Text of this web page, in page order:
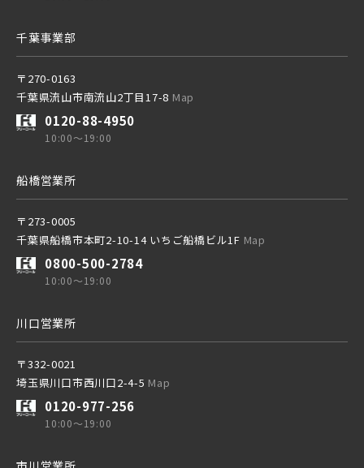
千葉事業部
〒270-0163
千葉県流山市南流山2丁目17-8 Map
0120-88-4950
10:00～19:00
船橋営業所
〒273-0005
千葉県船橋市本町2-10-14 いちご船橋ビル1F Map
0800-500-2784
10:00～19:00
川口営業所
〒332-0021
埼玉県川口市西川口2-4-5 Map
0120-977-256
10:00～19:00